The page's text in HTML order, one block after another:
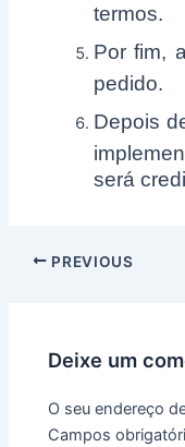
termos.
Por fim,
pedido.
Depois
será
Post
PREVIOUS
Deixe um
O seu endereço
Campos